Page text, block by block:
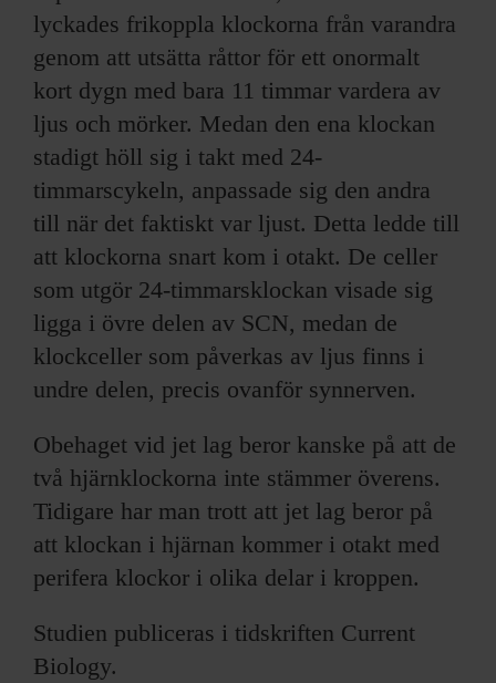
lyckades frikoppla klockorna från varandra
genom att utsätta råttor för ett onormalt
kort dygn med bara 11 timmar vardera av
ljus och mörker. Medan den ena klockan
stadigt höll sig i takt med 24-
timmarscykeln, anpassade sig den andra
till när det faktiskt var ljust. Detta ledde till
att klockorna snart kom i otakt. De celler
som utgör 24-timmarsklockan visade sig
ligga i övre delen av SCN, medan de
klockceller som påverkas av ljus finns i
undre delen, precis ovanför synnerven.
Obehaget vid jet lag beror kanske på att de
två hjärnklockorna inte stämmer överens.
Tidigare har man trott att jet lag beror på
att klockan i hjärnan kommer i otakt med
perifera klockor i olika delar i kroppen.
Studien publiceras i tidskriften Current
Biology.